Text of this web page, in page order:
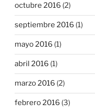
octubre 2016 (2)
septiembre 2016 (1)
mayo 2016 (1)
abril 2016 (1)
marzo 2016 (2)
febrero 2016 (3)